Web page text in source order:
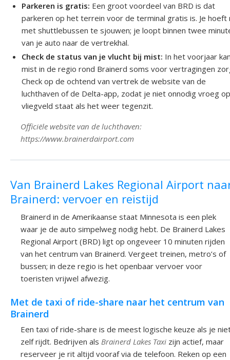
Parkeren is gratis: Een groot voordeel van BRD is dat
parkeren op het terrein voor de terminal gratis is. Je hoeft
met shuttlebussen te sjouwen; je loopt binnen twee
van je auto naar de vertrekhal.
Check de status van je vlucht bij mist: In het voorjaar
mist in de regio rond Brainerd soms voor vertragingen
Check op de ochtend van vertrek de website van de
luchthaven of de Delta-app, zodat je niet onnodig vroeg
vliegveld staat als het weer tegenzit.
Officiële website van de luchthaven:
https://www.brainerdairport.com
Van Brainerd Lakes Regional Airport
Brainerd: vervoer en reistijd
Brainerd in de Amerikaanse staat Minnesota is een plek
waar je de auto simpelweg nodig hebt. De Brainerd Lakes
Regional Airport (BRD) ligt op ongeveer 10 minuten rijden
van het centrum van Brainerd. Vergeet treinen, metro’s of
bussen; in deze regio is het openbaar vervoer voor
toeristen vrijwel afwezig.
Met de taxi of ride-share naar het centrum van
Brainerd
Een taxi of ride-share is de meest logische keuze als je
zelf rijdt. Bedrijven als Brainerd Lakes Taxi zijn actief, maar
reserveer je rit altijd vooraf via de telefoon. Reken op een